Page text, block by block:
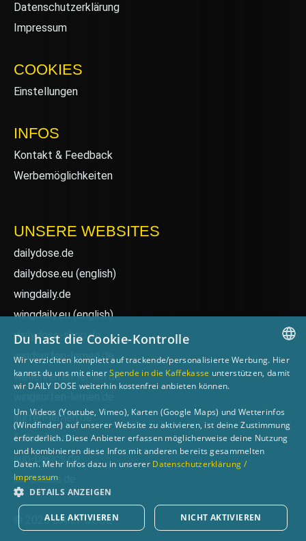
Datenschutzerklärung
Impressum
COOKIES
Einstellungen
INFOS
Kontakt & Feedback
Werbemöglichkeiten
UNSERE WEBSITES
dailydose.de
dailydose.eu (english)
wingdaily.de
wingdaily.eu(english)
dailydose-shop.de
windsurfen-lernen.de
wellenreiten-lernen.de
surfen-lernen.de
foilsurfen.de
sup-basics.de
ski-basics.de
© 2026 DAILY DOSE
GERMAN
Du hast die Cookie-Kontrolle
Wir verzichten komplett auf trackende/personalisierte Werbung. Hier
kannst du uns mit einerSpende in die Kaffekasse unterstützen, damit
wir DAILY DOSE weiterhin kostenfrei anbieten können.
Um Videos (Youtube, Vimeo), Karten (Google Maps) und Wetterinfos
(Windfinder) auf unserer Website zu aktivieren, ist deine Zustimmung
erforderlich. Diese Anbieter erfassen möglicherweise deine Nutzung
und kombinieren diese Infos mit anderen bereits gesammelten
Daten. Mehr Infos dazu in unserer Datenschutzerklärung /
Impressum
DETAILS ANZEIGEN
ALLE AKTIVIEREN NICHT AKTIVIEREN